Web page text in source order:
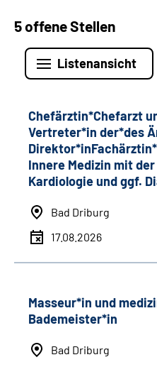
5 offene Stellen
Listenansicht
Chefärztin*Chefarzt
Vertreter*in der*des
Innere Medizin mit
Kardiologie und ggf.
Bad Driburg
17.08.2026
Masseur*in und
Bademeister*in
Bad Driburg